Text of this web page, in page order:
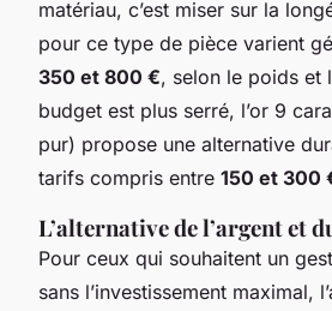
matériau, c’est miser sur la
pour ce type de pièce varient
350 et 800 €, selon le poids et
budget est plus serré, l’or 9
pur) propose une alternative
tarifs compris entre 150 et 300
L’alternative de l’argent et
Pour ceux qui souhaitent un
sans l’investissement maximal,